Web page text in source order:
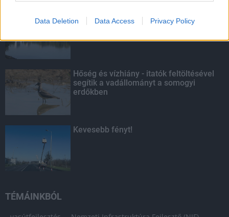
Data Deletion Data Access Privacy Policy
Megérkezett az eső a Duna
vízgyűjtőjére
Hőség és vízhiány - itatók feltöltésével
segítik a vadállományt a somogyi
erdőkben
Kevesebb fényt!
TÉMÁINKBÓL